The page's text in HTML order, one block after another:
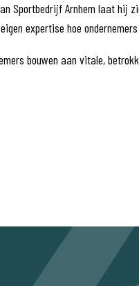
Sportbedrijf Arnhem laat hij
expertise hoe
bouwen aan vitale,